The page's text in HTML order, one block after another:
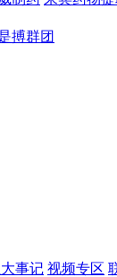
搏群团
事记 视频专区